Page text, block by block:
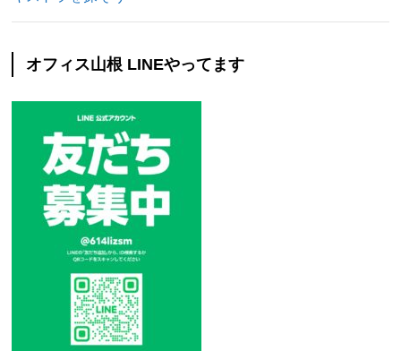
オフィス山根 LINEやってます